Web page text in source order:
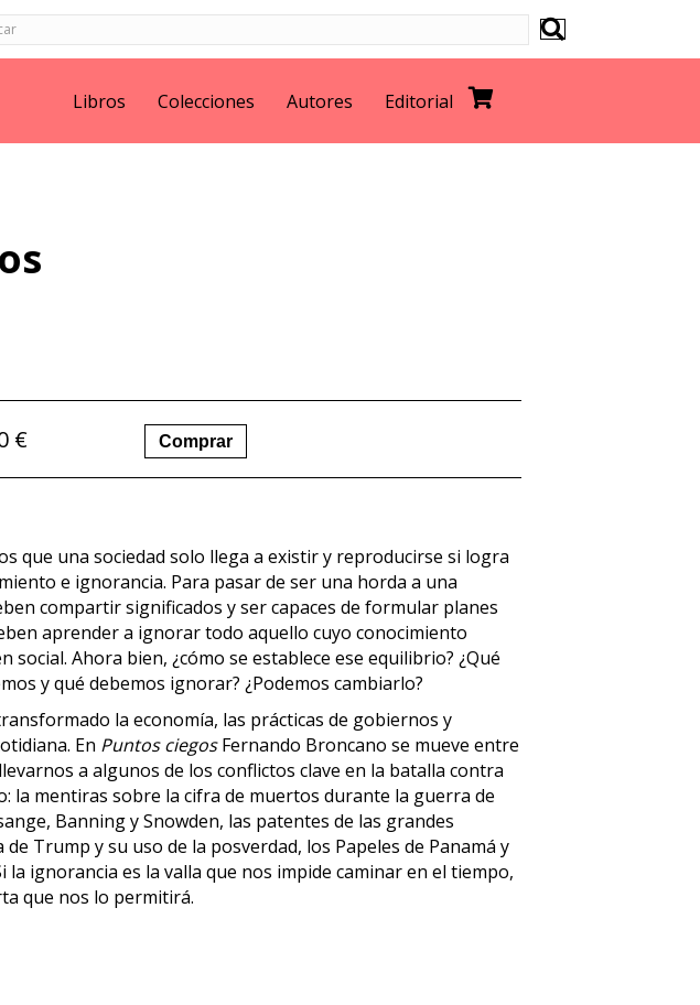
Libros Colecciones Autores Editorial
€ Comprar
que una sociedad solo llega a existir y reproducirse si logra
e ignorancia. Para pasar de ser una horda a una
compartir significados y ser capaces de formular planes
aprender a ignorar todo aquello cuyo conocimiento
social. Ahora bien, ¿cómo se establece ese equilibrio? ¿Qué
y qué debemos ignorar? ¿Podemos cambiarlo?
la economía, las prácticas de gobiernos y
En Puntos ciegosFernando Broncano se mueve entre
a algunos de los conflictos clave en la batalla contra
la mentiras sobre la cifra de muertos durante la guerra de
Banning y Snowden, las patentes de las grandes
Trump y su uso de la posverdad, los Papeles de Panamá y
la ignorancia es la valla que nos impide caminar en el tiempo,
que nos lo permitirá.